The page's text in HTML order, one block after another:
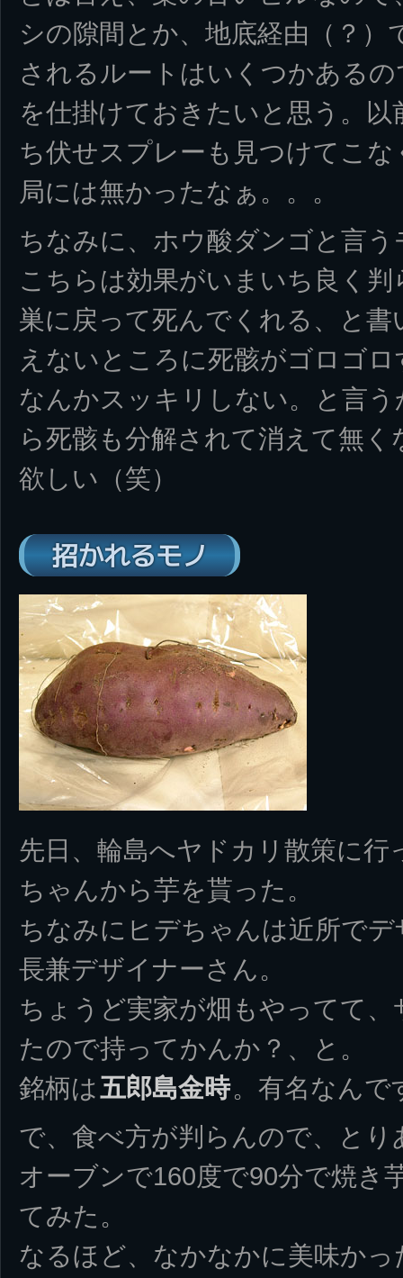
シの隙間とか、地底経由（？）
されるルートはいくつかある
を仕掛けておきたいと思う。
ち伏せスプレーも見つけてこ
局には無かったなぁ。。。
ちなみに、ホウ酸ダンゴと言
こちらは効果がいまいち良く
巣に戻って死んでくれる、と
えないところに死骸がゴロゴ
なんかスッキリしない。と言
ら死骸も分解されて消えて無
欲しい（笑）
招かれるモノ
先日、輪島へヤドカリ散策に
ちゃんから芋を貰った。
ちなみにヒデちゃんは近所で
長兼デザイナーさん。
ちょうど実家が畑もやってて
たので持ってかんか？、と。
銘柄は五郎島金時。有名なんで
で、食べ方が判らんので、と
オーブンで160度で90分で焼き
てみた。
なるほど、なかなかに美味かっ